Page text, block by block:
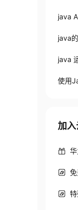
java
java
java
使用
加